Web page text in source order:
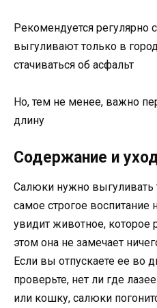
Рекомендуется регулярно
выгуливают только в
стачиваться об асфальт
Но, тем не менее, важно
длину
Содержание и
Салюки нужно
самое строгое воспитание
увидит животное, которое
этом она не замечает
Если вы отпускаете ее во
проверьте, нет ли где
или кошку, салюки